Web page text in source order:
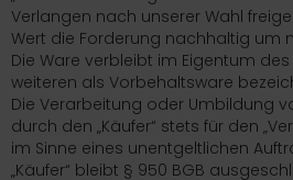
Verlangen nach unserer Wahl
Wert die Forderung nachhaltig um
Die Ware verbleibt im Eigentum des
weiteren als Vorbehaltsware
Die Verarbeitung oder Umbildung
durch den „Käufer“ stets für den
im Sinne eines unentgeltlichen
„Käufer“ bleibt § 950 BGB